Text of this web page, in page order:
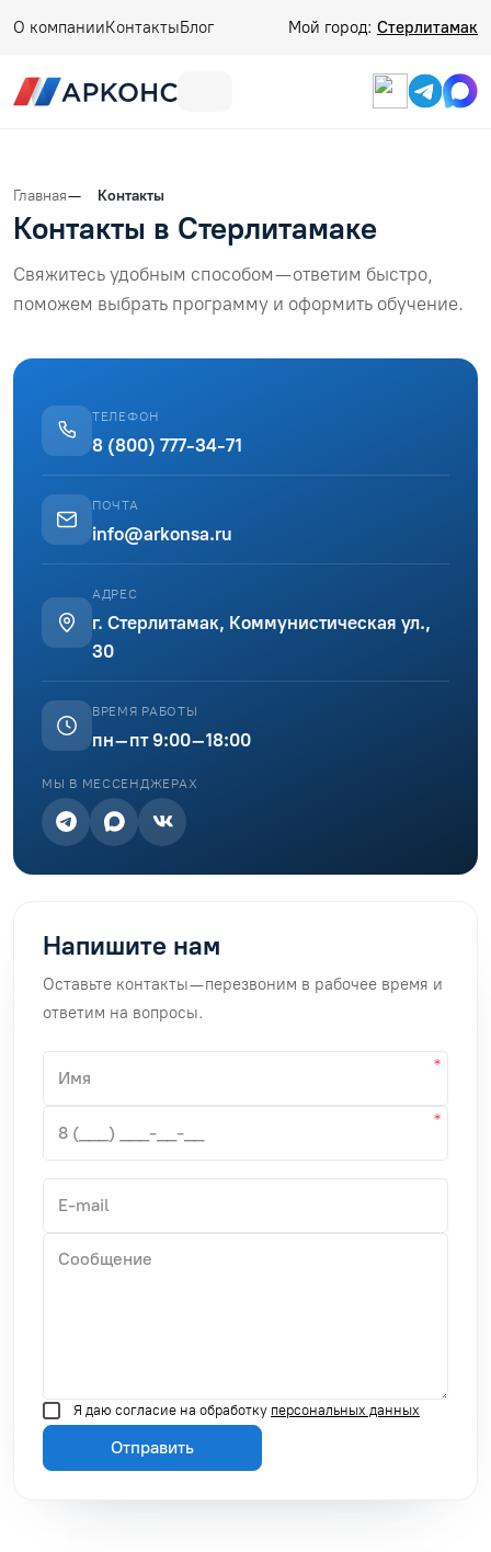
О компанииКонтактыБлог Мой город: Стерлитамак
Главная Контакты
Контакты в Стерлитамаке
Свяжитесь удобным способом — ответим быстро,
поможем выбрать программу и оформить обучение.
ТЕЛЕФОН
8 (800) 777-34-71
ПОЧТА
info@arkonsa.ru
АДРЕС
г. Стерлитамак, Коммунистическая ул.,
30
ВРЕМЯ РАБОТЫ
пн–пт 9:00–18:00
МЫ В МЕССЕНДЖЕРАХ
Напишите нам
Оставьте контакты — перезвоним в рабочее время и
ответим на вопросы.
Я даю согласие на обработку персональных данных
Отправить